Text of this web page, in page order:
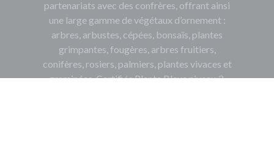
partenariats avec des confrères, offrant ainsi
une large gamme de végétaux d’ornement :
arbres, arbustes, cépées, bonsaïs, plantes
grimpantes, fougères, arbres fruitiers,
conifères, rosiers, palmiers, plantes vivaces et
graminées. Certifiés Plante Bleue niveau 3,